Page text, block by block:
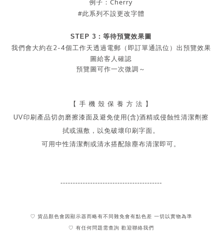
例子：Cherry
#此系列不設更改字體
STEP 3：等待預覽效果圖
我們會大約在2-4個工作天透過電郵（即訂單通訊位）出預覽效果
圖給客人確認
預覽圖可作一次微調～
【 手 機 殼 保 養 方 法 】
UV印刷產品切勿磨擦漆面及 避免使用(含)酒精或侵蝕性清潔劑擦
拭或濕敷，以免破壞印刷字面。
可用中性清潔劑或清水搭配除塵布清潔即可。
-----------------------------------------
♡ 貨品顏色會因顯示器而略有不同難免會有點色差 一切以實物為準
♡ 有任何問題需查詢 歡迎聯絡我們